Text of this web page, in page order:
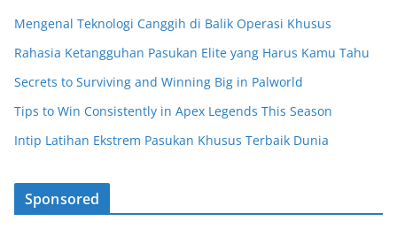
Mengenal Teknologi Canggih di Balik Operasi Khusus
Rahasia Ketangguhan Pasukan Elite yang Harus Kamu Tahu
Secrets to Surviving and Winning Big in Palworld
Tips to Win Consistently in Apex Legends This Season
Intip Latihan Ekstrem Pasukan Khusus Terbaik Dunia
Sponsored